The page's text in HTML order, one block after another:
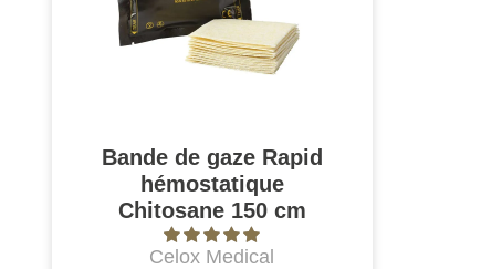
Bande de gaze Rapid
hémostatique
Chitosane 150 cm
Celox Medical